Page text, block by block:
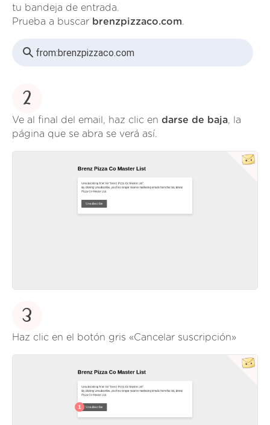
tu bandeja de entrada.
Prueba a buscar brenzpizzaco.com.
from:brenzpizzaco.com
2
Ve al final del email, haz clic en darse de baja, la
página que se abra se verá así.
3
Haz clic en el botón gris «Cancelar suscripción»